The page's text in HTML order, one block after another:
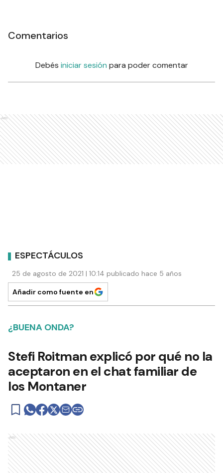
Comentarios
Debés iniciar sesión para poder comentar
Ads
ESPECTÁCULOS
25 de agosto de 2021 | 10:14 publicado hace 5 años
Añadir como fuente en
¿BUENA ONDA?
Stefi Roitman explicó por qué no la
aceptaron en el chat familiar de
los Montaner
Ads